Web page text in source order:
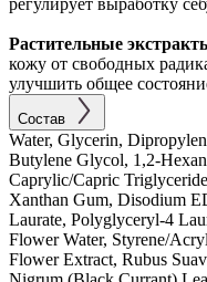
Растительные
кожу от свободных
улучшить общее
Состав
Water, Glycerin,
Butylene Glycol, 1,2-
Caprylic/Capric
Xanthan Gum, Disodium
Laurate, Polyglyceryl-4
Flower Water, Styrene/
Flower Extract, Rubus